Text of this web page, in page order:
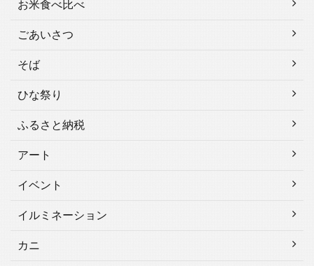
お米食べ比べ
ごあいさつ
そば
ひな祭り
ふるさと納税
アート
イベント
イルミネーション
カニ